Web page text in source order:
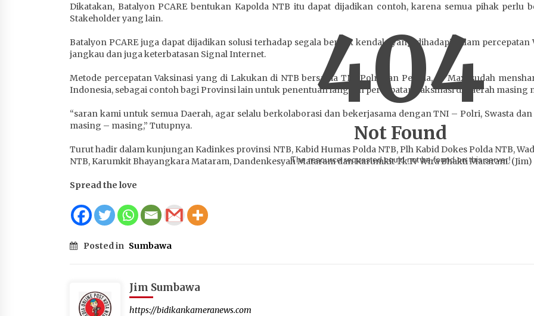
Dikatakan, Batalyon PCARE bentukan Kapolda NTB itu dapat dijadikan contoh, karena semua pihak perlu
Stakeholder yang lain.
Batalyon PCARE juga dapat dijadikan solusi terhadap segala bentuk kendala yang dihadapi dalam
jangkau dan juga keterbatasan Signal Internet.
Metode percepatan Vaksinasi yang di Lakukan di NTB bersama TNI-Polri dan Pemda, dr Maxi sudah
Indonesia, sebagai contoh bagi Provinsi lain untuk penentuan langkah percepatan Vaksinasi di daerah masing
“saran kami untuk semua Daerah, agar selalu berkolaborasi dan bekerjasama dengan TNI – Polri, Swasta
masing – masing,” Tutupnya.
Turut hadir dalam kunjungan Kadinkes provinsi NTB, Kabid Humas Polda NTB, Plh Kabid Dokes Polda NTB,
NTB, Karumkit Bhayangkara Mataram, Dandenkesyah Mataram dan Karumkit Tk.IV Wira Bhakti Mataram. (Jim)
Spread the love
Posted in Sumbawa
Jim Sumbawa
https://bidikankameranews.com
404
Not Found
The resource requested could not be found on this server!